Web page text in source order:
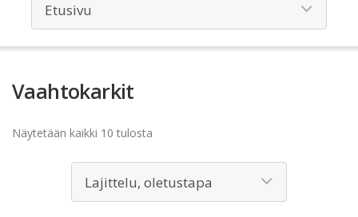
Vaahtokarkit
Näytetään kaikki 10 tulosta